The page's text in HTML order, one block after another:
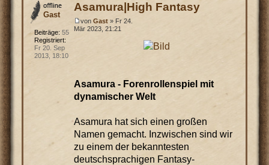
Asamura|High Fantasy
von Gast» Fr 24.
Mär 2023, 21:21
Asamura - Forenrollenspiel mit
dynamischer Welt
Asamura hat sich einen großen
Namen gemacht. Inzwischen sind wir
zu einem der bekanntesten
deutschsprachigen Fantasy-
Gast
Beiträge: 55
Registriert:
Fr 20. Sep
2013, 18:10